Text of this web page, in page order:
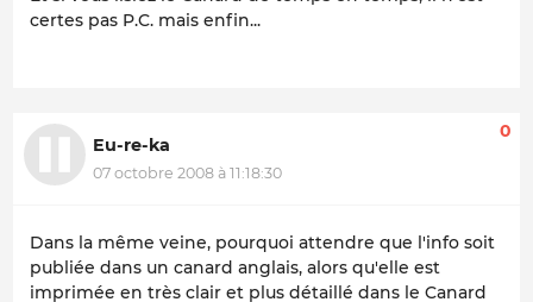
certes pas P.C. mais enfin...
Eu-re-ka
07 octobre 2008 à 11:18:30
0
Dans la même veine, pourquoi attendre que l'info soit
publiée dans un canard anglais, alors qu'elle est
imprimée en très clair et plus détaillé dans le Canard